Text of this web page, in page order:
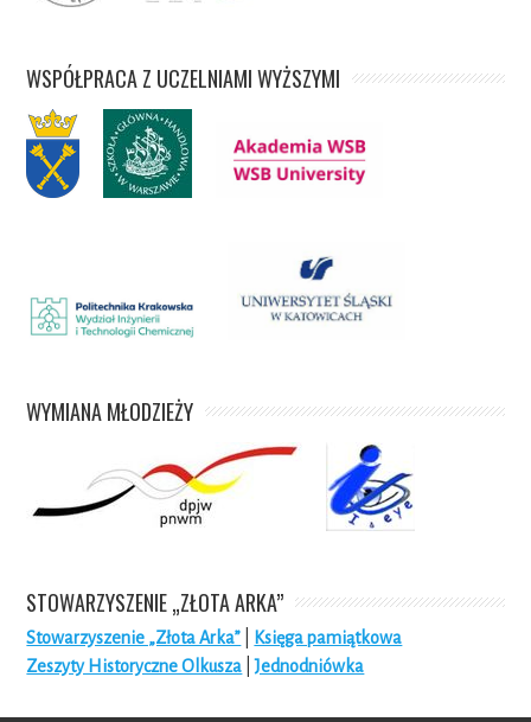
WSPÓŁPRACA Z UCZELNIAMI WYŻSZYMI
WYMIANA MŁODZIEŻY
STOWARZYSZENIE „ZŁOTA ARKA”
Stowarzyszenie „Złota Arka”
Księga pamiątkowa
Zeszyty Historyczne Olkusza |Jednodniówka